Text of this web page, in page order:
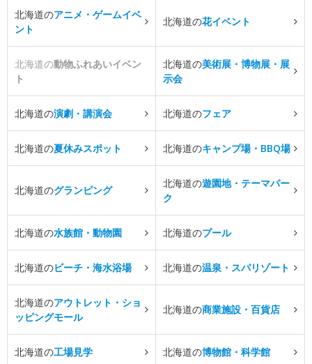
北海道のアニメ・ゲームイベ
ント
北海道の花イベント
北海道の動物ふれあいイベン
ト
北海道の美術展・博物展・展
示会
北海道の演劇・講演会 北海道のフェア
北海道の夏休みスポット 北海道のキャンプ場・BBQ場
北海道のグランピング
北海道の遊園地・テーマパー
ク
北海道の水族館・動物園 北海道のプール
北海道のビーチ・海水浴場 北海道の温泉・スパリゾート
北海道のアウトレット・ショ
ッピングモール
北海道の商業施設・百貨店
北海道の工場見学 北海道の博物館・科学館